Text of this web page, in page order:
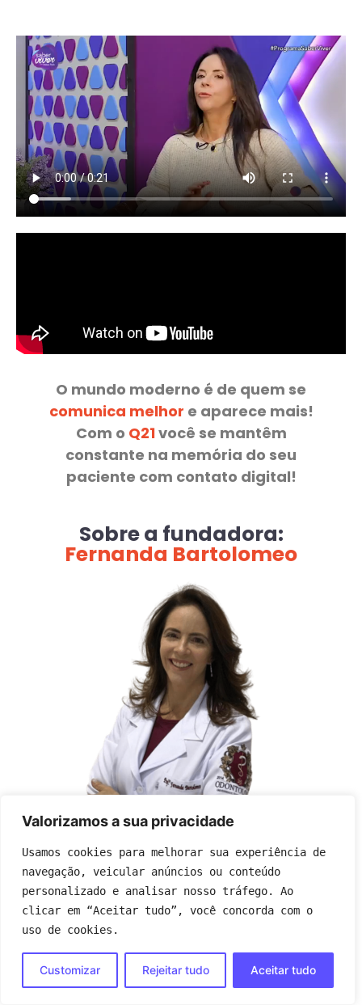
Valorizamos a sua privacidade
Usamos cookies para melhorar sua experiência de
navegação, veicular anúncios ou conteúdo
personalizado e analisar nosso tráfego. Ao
clicar em “Aceitar tudo”, você concorda com o
uso de cookies.
Customizar Rejeitar tudo Aceitar tudo
O mundo moderno é de quem se
comunica melhor e aparece mais!
Com o Q21você se mantêm
constante na memória do seu
paciente com contato digital!
Sobre a fundadora:
Fernanda Bartolomeo
Criadora do movimento de educar para gerar sorrisos
felizes e qualidade de vida, a fundadora e CEO do Q21, Dra
Fernanda Bartolomeo Freire Maia, sofreu muito com
dentista na sua infância e descobriu que a vida seria
odontopediatra durante a sua graduação. Ali nasceu a
sua missão: cuidar tão bem do paciente para ele não
passar pelo mesmo sofrimento dela.